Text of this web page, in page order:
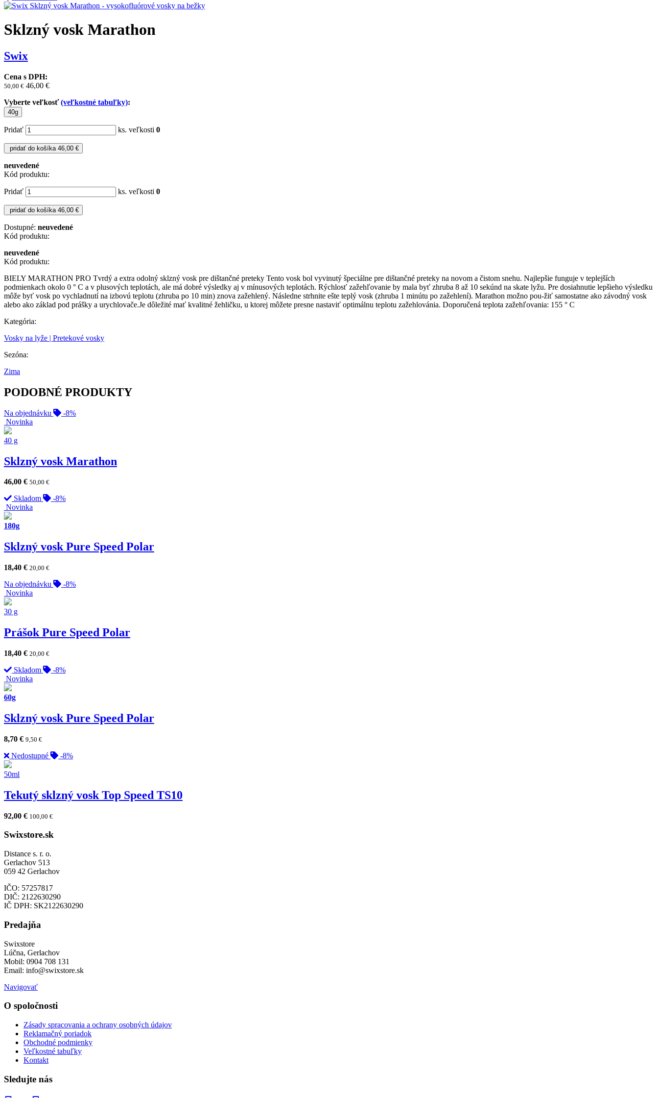
Sklzný vosk Marathon
Swix
Cena s DPH:
50,00 € 46,00 €
Vyberte veľkosť(veľkostné tabuľky):
40g
Pridať ks. veľkosti 0
pridať do košíka 46,00 €
neuvedené
Kód produktu:
Pridať ks. veľkosti 0
pridať do košíka 46,00 €
Dostupné: neuvedené
Kód produktu:
neuvedené
Kód produktu:
BIELY MARATHON PRO Tvrdý a extra odolný sklzný vosk pre dištančné preteky Tento vosk bol vyvinutý špeciálne pre dištančné preteky na novom a čistom snehu. Najlepšie funguje v teplejších
podmienkach okolo 0 ° C a v plusových teplotách, ale má dobré výsledky aj v mínusových teplotách. Rýchlosť zažehľovanie by mala byť zhruba 8 až 10 sekúnd na skate lyžu. Pre dosiahnutie lepšieho výsledku
môže byť vosk po vychladnutí na izbovú teplotu (zhruba po 10 min) znova zažehlený. Následne strhnite ešte teplý vosk (zhruba 1 minútu po zažehlení). Marathon možno pou-žiť samostatne ako závodný vosk
alebo ako základ pod prášky a urychlovače.Je dôležité mať kvalitné žehličku, u ktorej môžete presne nastaviť optimálnu teplotu zažehlovánia. Doporučená teplota zažehľovania: 155 ° C
Kategória:
Vosky na lyže | Pretekové vosky
Sezóna:
Zima
PODOBNÉ PRODUKTY
Na objednávku
-8%
Novinka
40 g
Sklzný vosk Marathon
46,00 € 50,00 €
Skladom
-8%
Novinka
180g
Sklzný vosk Pure Speed Polar
18,40 € 20,00 €
Na objednávku
-8%
Novinka
30 g
Prášok Pure Speed Polar
18,40 € 20,00 €
Skladom
-8%
Novinka
60g
Sklzný vosk Pure Speed Polar
8,70 € 9,50 €
Nedostupné -8%
50ml
Tekutý sklzný vosk Top Speed TS10
92,00 € 100,00 €
Swixstore.sk
Distance s. r. o.
Gerlachov 513
059 42 Gerlachov
IČO: 57257817
DIČ: 2122630290
IČ DPH: SK2122630290
Predajňa
Swixstore
Lúčna, Gerlachov
Mobil: 0904 708 131
Email: info@swixstore.sk
Navigovať
O spoločnosti
Zásady spracovania a ochrany osobných údajov
Reklamačný poriadok
Obchodné podmienky
Veľkostné tabuľky
Kontakt
Sledujte nás